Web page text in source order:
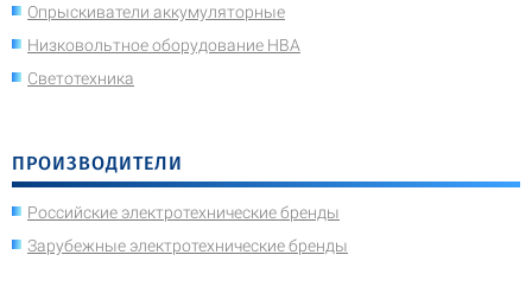
Опрыскиватели аккумуляторные
Низковольтное оборудование НВА
Светотехника
ПРОИЗВОДИТЕЛИ
Российские электротехнические бренды
Зарубежные электротехнические бренды